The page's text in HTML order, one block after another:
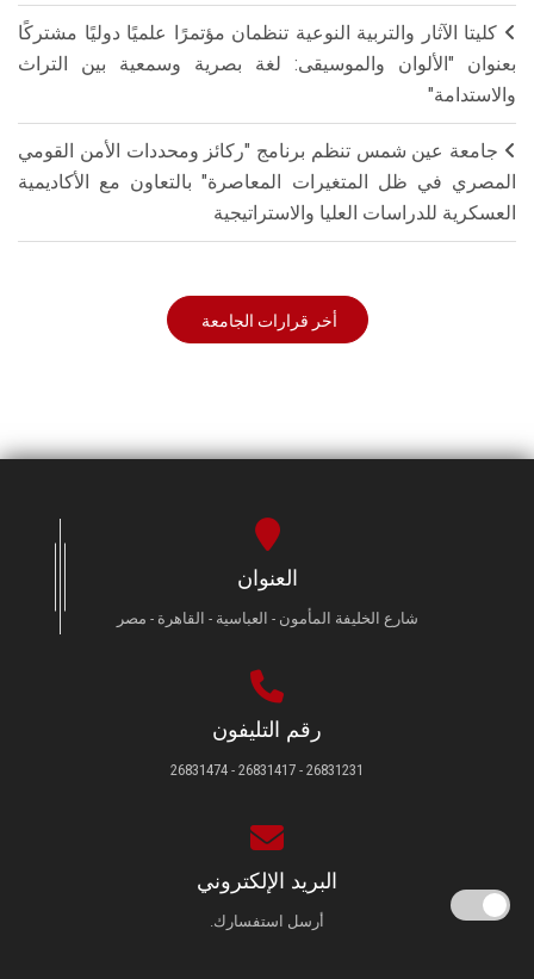
كليتا الآثار والتربية النوعية تنظمان مؤتمرًا علميًا دوليًا مشتركًا
بعنوان "الألوان والموسيقى: لغة بصرية وسمعية بين التراث
والاستدامة"
جامعة عين شمس تنظم برنامج "ركائز ومحددات الأمن القومي
المصري في ظل المتغيرات المعاصرة" بالتعاون مع الأكاديمية
العسكرية للدراسات العليا والاستراتيجية
أخر قرارات الجامعة
العنوان
شارع الخليفة المأمون - العباسية - القاهرة - مصر
رقم التليفون
26831231 - 26831417 - 26831474
البريد الإلكتروني
أرسل استفسارك.